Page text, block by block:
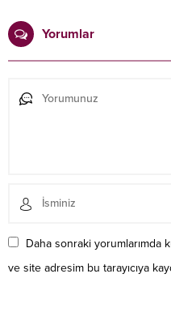
Yorumlar
Daha sonraki yorumlarımda
ve site adresim bu tarayıcıya